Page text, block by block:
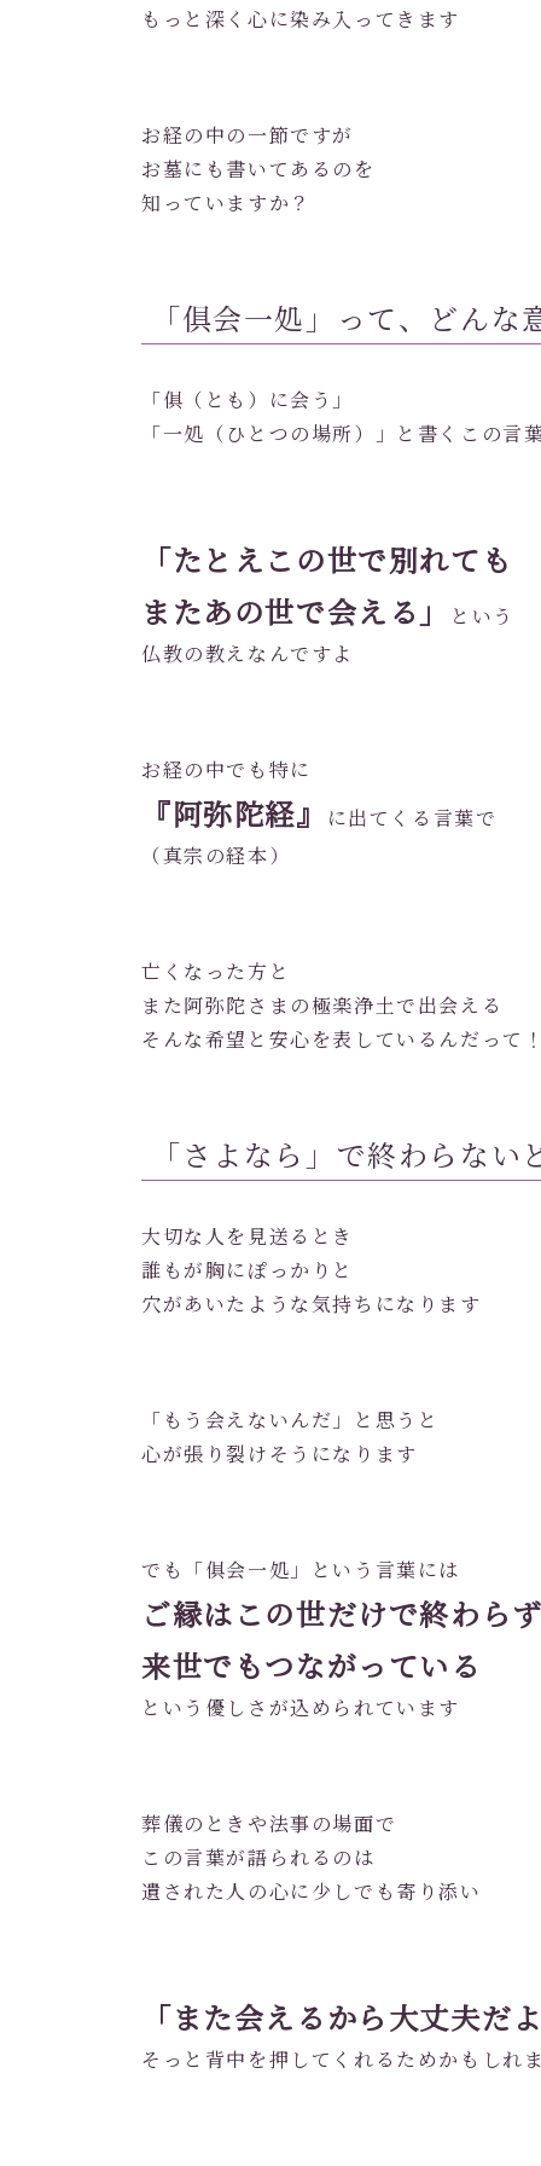
もっと深く心に染み入ってきます
お経の中の一節ですが
お墓にも書いてあるのを
知っていますか？
「俱会一処」って、どんな
「俱（とも）に会う」
「一処（ひとつの場所）」と書くこの言
「たとえこの世で別れても
またあの世で会える」
という
仏教の教えなんですよ
お経の中でも特に
『阿弥陀経』
に出てくる言葉で
（真宗の経本）
亡くなった方と
また阿弥陀さまの極楽浄土で出会える
そんな希望と安心を表しているんだって！
「さよなら」で終わらない
大切な人を見送るとき
誰もが胸にぽっかりと
穴があいたような気持ちになります
「もう会えないんだ」と思うと
心が張り裂けそうになります
でも「俱会一処」という言葉には
ご縁はこの世だけで終わらず
来世でもつながっている
という優しさが込められています
葬儀のときや法事の場面で
この言葉が語られるのは
遺された人の心に少しでも寄り添い
「また会えるから大丈夫だよ
そっと背中を押してくれるためかもしれ